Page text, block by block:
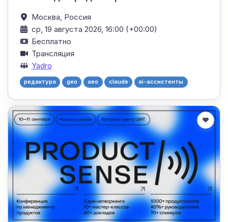
Москва, Россия
ср, 19 августа 2026, 16:00 (+00:00)
Бесплатно
Трансляция
Yadro
редактура geo aeo claude ai-ассистенты